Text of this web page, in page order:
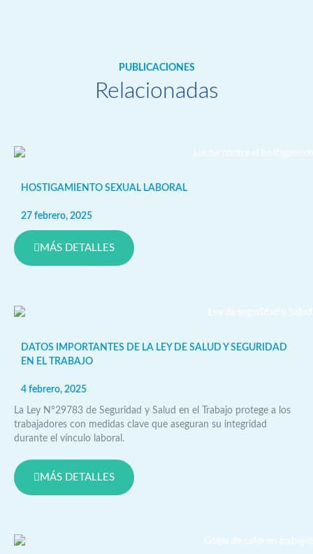
PUBLICACIONES
Relacionadas
HOSTIGAMIENTO SEXUAL LABORAL
27 febrero, 2025
MÁS DETALLES
DATOS IMPORTANTES DE LA LEY DE SALUD Y SEGURIDAD
EN EL TRABAJO
4 febrero, 2025
La Ley Nº29783 de Seguridad y Salud en el Trabajo protege a los
trabajadores con medidas clave que aseguran su integridad
durante el vínculo laboral.
MÁS DETALLES